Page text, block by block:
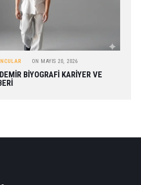
ON MAYIS 20, 2026
BIYOGRAFI KARIYER VE